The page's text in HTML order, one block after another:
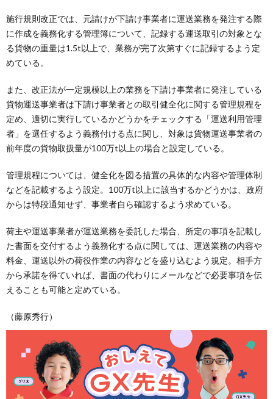
施行規則改正では、元請けが下請け事業者に運送業務を発注する際
に作成を義務化する管理簿について、記録する運送取引の対象とな
る貨物の重量は1.5t以上で、業務が完了次第すぐに記録するよう定
めている。
また、改正法が一定規模以上の業務を下請け事業者に発注している
貨物運送事業者は下請け事業者との取引健全化に関する管理規程を
定め、適切に実行しているかどうかをチェックする「運送利用管理
者」を選任するよう義務付ける点に関し、対象は貨物運送事業者の
前年度の貨物取扱量が100万t以上の場合と設定している。
管理規程については、健全化を図る措置の具体的な内容や管理体制
などを記載するよう設定。100万t以上に該当するかどうかは、政府
からは特段通知せず、事業者自ら確認するよう求めている。
荷主や運送事業者が運送業務を委託した場合、所定の事項を記載し
た書面を交付するよう義務化する点に関しては、運送業務の内容や
料金、運送以外の荷役作業の内容などを盛り込むよう規定。相手方
から承諾を得ていれば、書面の代わりにメールなどで必要事項を伝
えることも可能と定めている。
（藤原秀行）